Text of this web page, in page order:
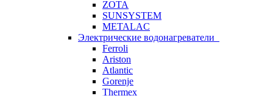
ZOTA
SUNSYSTEM
METALAC
Электрические водонагреватели
Ferroli
Ariston
Atlantic
Gorenje
Thermex